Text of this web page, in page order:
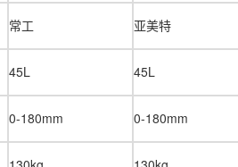
常工
亚美特
45L
45L
0-180mm
0-180mm